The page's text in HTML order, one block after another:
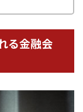
る金融会